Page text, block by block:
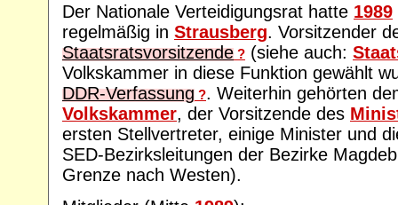
Der Nationale Verteidigungsrat hatte 1989
regelmäßig in Strausberg. Vorsitzender
Staatsratsvorsitzende ? (siehe auch:
Volkskammer in diese Funktion gewählt
DDR-Verfassung ?. Weiterhin gehörten
Volkskammer, der Vorsitzende des
ersten Stellvertreter, einige Minister und
SED-Bezirksleitungen der Bezirke
Grenze nach Westen).